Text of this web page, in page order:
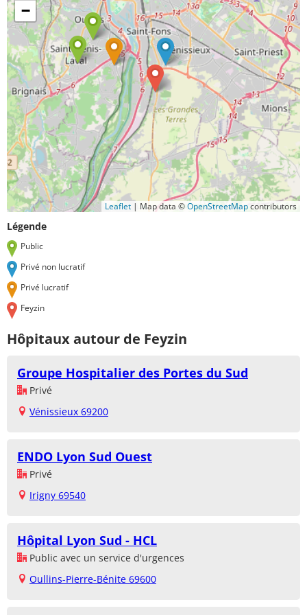
−
Leaflet | Map data ©OpenStreetMapcontributors
Légende
Public
Privé non lucratif
Privé lucratif
Feyzin
Hôpitaux autour de Feyzin
Groupe Hospitalier des Portes du Sud
Privé
Vénissieux 69200
ENDO Lyon Sud Ouest
Privé
Irigny 69540
Hôpital Lyon Sud - HCL
Public avec un service d'urgences
Oullins-Pierre-Bénite 69600